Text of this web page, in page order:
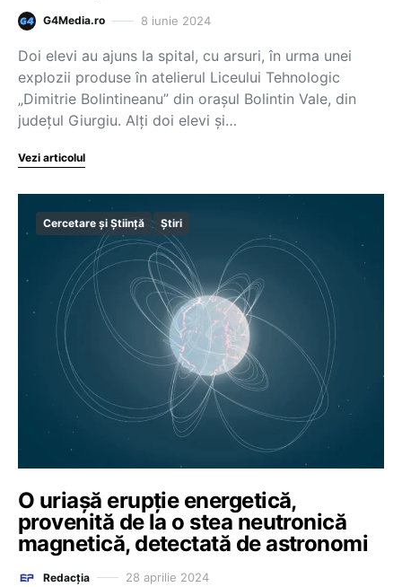
G4Media.ro 8 iunie 2024
Doi elevi au ajuns la spital, cu arsuri, în urma unei
explozii produse în atelierul Liceului Tehnologic
„Dimitrie Bolintineanu” din oraşul Bolintin Vale, din
judeţul Giurgiu. Alţi doi elevi şi…
Vezi articolul
Cercetare și Știință Știri
O uriașă erupție energetică,
provenită de la o stea neutronică
magnetică, detectată de astronomi
Redacția 28 aprilie 2024